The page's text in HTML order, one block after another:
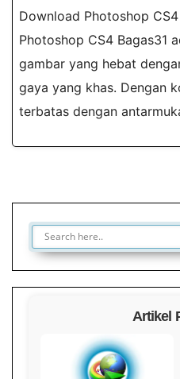
Download Photoshop
Photoshop CS4 Bagas31
gambar yang hebat
gaya yang khas. Dengan
terbatas dengan
Artikel